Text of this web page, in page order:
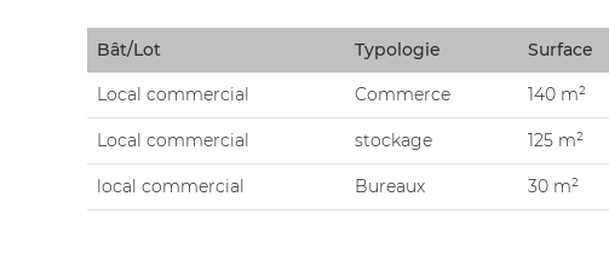
Bât/Lot Typologie Surface
Local commercial Commerce 140 m²
Local commercial stockage 125 m²
local commercial Bureaux 30 m²